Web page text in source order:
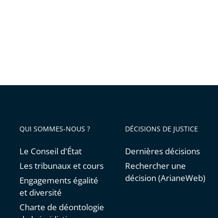
pour
le
QUI SOMMES-NOUS ?
Le Conseil d'État
Les tribunaux et cours
Engagements égalité
et diversité
Charte de déontologie
DÉCISIONS DE JUSTICE
Dernières décisions
Rechercher une
décision (ArianeWeb)